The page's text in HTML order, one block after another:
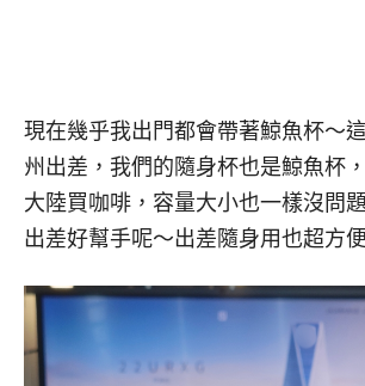
現在幾乎我出門都會帶著鯨魚杯～
州出差，我們的隨身杯也是鯨魚杯
大陸買咖啡，容量大小也一樣沒問
出差好幫手呢～出差隨身用也超方便